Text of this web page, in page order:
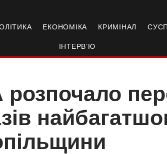
ЕКОНОМІКА КРИМІНАЛ
ІНТЕРВ’Ю